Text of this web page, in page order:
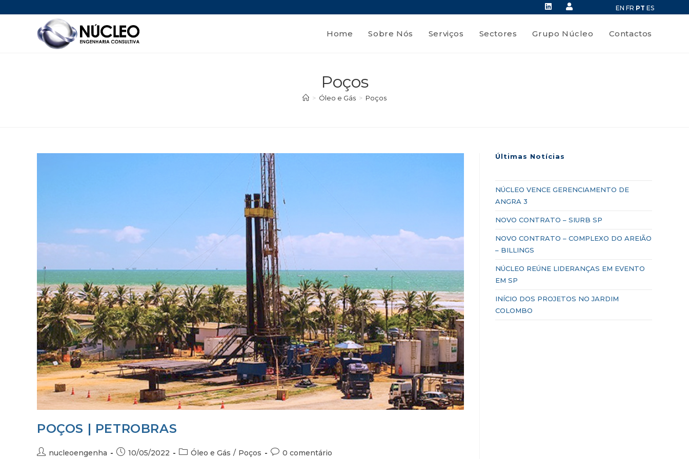
EN FR PT ES
Home Sobre Nós Serviços Sectores Grupo Núcleo Contactos
Poços
> Óleo e Gás > Poços
POÇOS | PETROBRAS
nucleoengenha 10/05/2022 Óleo e Gás / Poços 0 comentário
Últimas Notícias
NÚCLEO VENCE GERENCIAMENTO DE
ANGRA 3
NOVO CONTRATO – SIURB SP
NOVO CONTRATO – COMPLEXO DO AREIÃO
– BILLINGS
NÚCLEO REÚNE LIDERANÇAS EM EVENTO
EM SP
INÍCIO DOS PROJETOS NO JARDIM
COLOMBO